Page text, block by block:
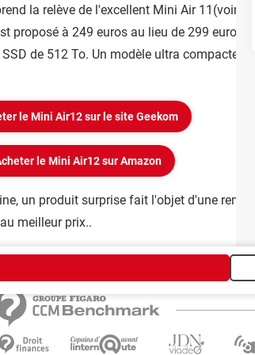
la relève de l'excellent Mini Air 11(voir
proposé à 249 euros au lieu de 299 euros
de 512 To. Un modèle ultra compacte
le Mini Air12 sur le site Geekom
le Mini Air12 sur Amazon
un produit surprise fait l'objet d'une
meilleur prix..
Figaro
©2025 CCM Benchmark